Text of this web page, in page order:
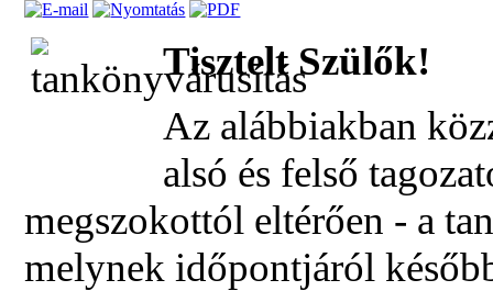
Tisztelt Szülők!
Az alábbiakban
alsó és felső
megszokottól eltérően - a
melynek időpontjáról